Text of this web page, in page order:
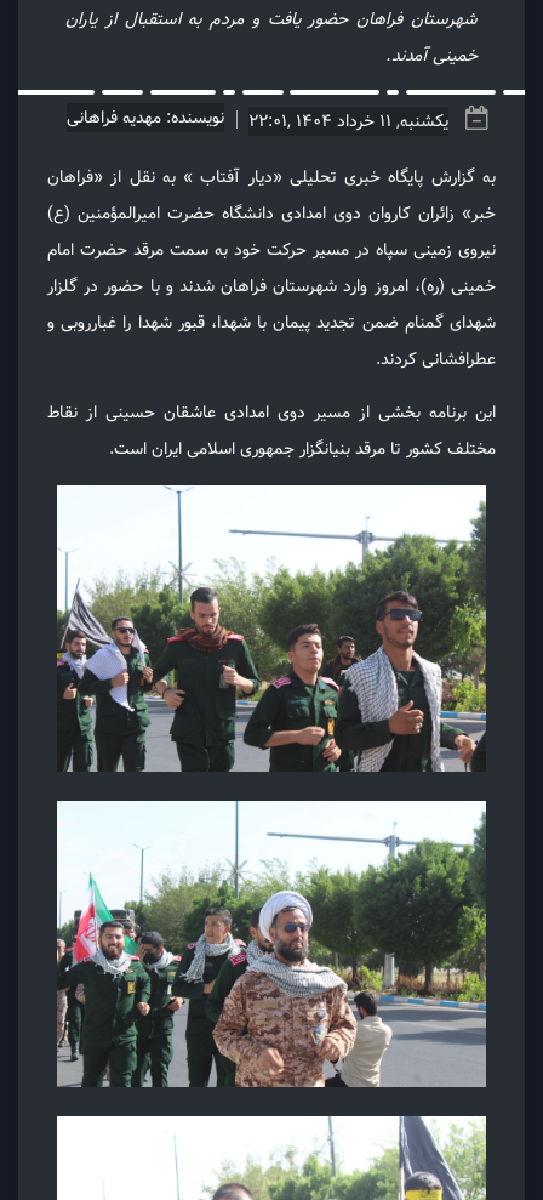
شهرستان فراهان حضور یافت و مردم به استقبال از یاران
خمینی آمدند.
یکشنبه, 11 خرداد 1404 ,22:01 نویسنده: مهدیه فراهانی
به گزارش پایگاه خبری تحلیلی «دیار آفتاب » به نقل از «فراهان
خبر» زائران کاروان دوی امدادی دانشگاه حضرت امیرالمؤمنین (ع)
نیروی زمینی سپاه در مسیر حرکت خود به سمت مرقد حضرت امام
خمینی (ره)، امروز وارد شهرستان فراهان شدند و با حضور در گلزار
شهدای گمنام ضمن تجدید پیمان با شهدا، قبور شهدا را غبارروبی و
عطر‌افشانی کردند.
این برنامه بخشی از مسیر دوی امدادی عاشقان حسینی از نقاط
مختلف کشور تا مرقد بنیانگزار جمهوری اسلامی ایران است.